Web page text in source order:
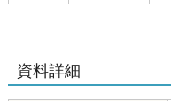
資料詳細